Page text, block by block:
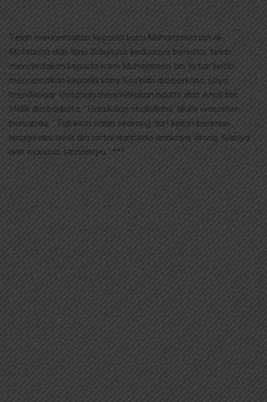
Telah menceritakan kepada kami Muhammad bin al-
Mutsanna dan Ibnu Basysyar keduanya berkata, telah
menceritakan kepada kami Muhammad bin Ja’far telah
menceritakan kepada kami Syu’bah dia berkata, saya
mendengar Qatadah menceritakan hadits dari Anas bin
Malik dia berkata, “Rasulullah shallallahu ‘alaihi wasallam
bersabda: “Tidaklah salah seorang dari kalian beriman
hingga aku lebih dia cintai daripada anaknya, orang tuanya
dan manusia semuanya.” ***